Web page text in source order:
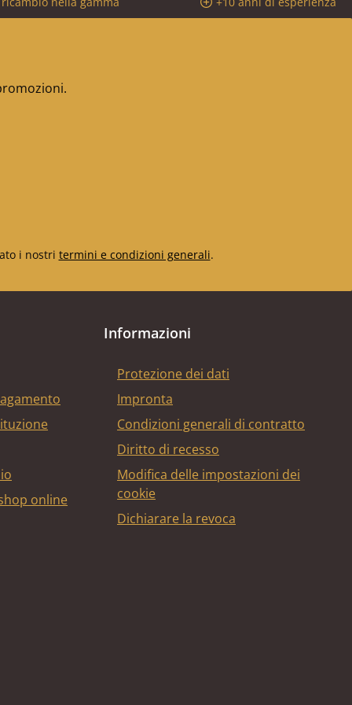
i nostri termini e condizioni generali.
online
Informazioni
Protezione dei dati
Impronta
Condizioni generali di contratto
Diritto di recesso
Modifica delle impostazioni dei
cookie
Dichiarare la revoca